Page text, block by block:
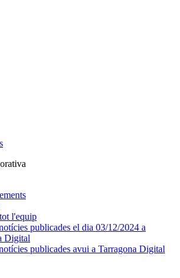
l'equip
publicades el dia 03/12/2024 a
Digital
publicades avui a Tarragona Digital